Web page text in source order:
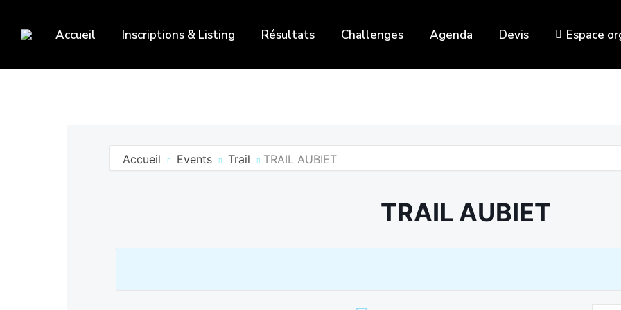
Accueil Inscriptions & Listing Résultats Challenges Agenda Devis Espace
Accueil Events Trail TRAIL AUBIET
TRAIL AUBIET